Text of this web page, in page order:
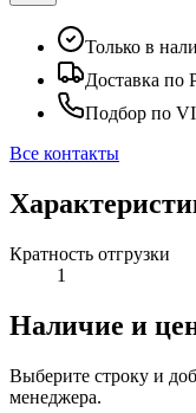
Только в
Доставка по
Подбор по
Все контакты
Кратность отгрузки
1
Наличие и
Выберите строку и
менеджера.